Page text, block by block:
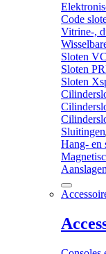
Code
Vitrine-,
Sloten
Sloten
Sloten
Sluitingen
Hang- en